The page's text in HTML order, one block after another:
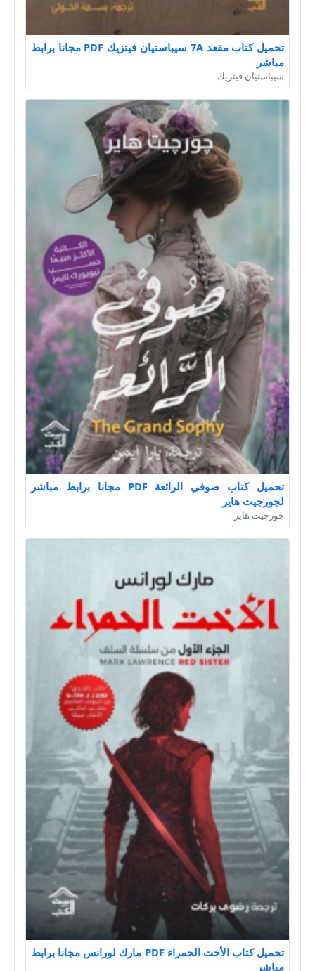
تحميل كتاب مقعد 7A سيباستيان فيتزيك PDF مجانا برابط
مباشر
سيباستيان فيتزيك
تحميل كتاب صوفي الرائعة PDF مجانا برابط مباشر
لجورجيت هاير
جورجيت هاير
تحميل كتاب الأخت الحمراء PDF مارك لورانس مجانا برابط
مباشر